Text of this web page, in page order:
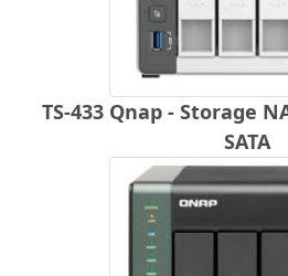
TS-433 Qnap - Storage
SATA